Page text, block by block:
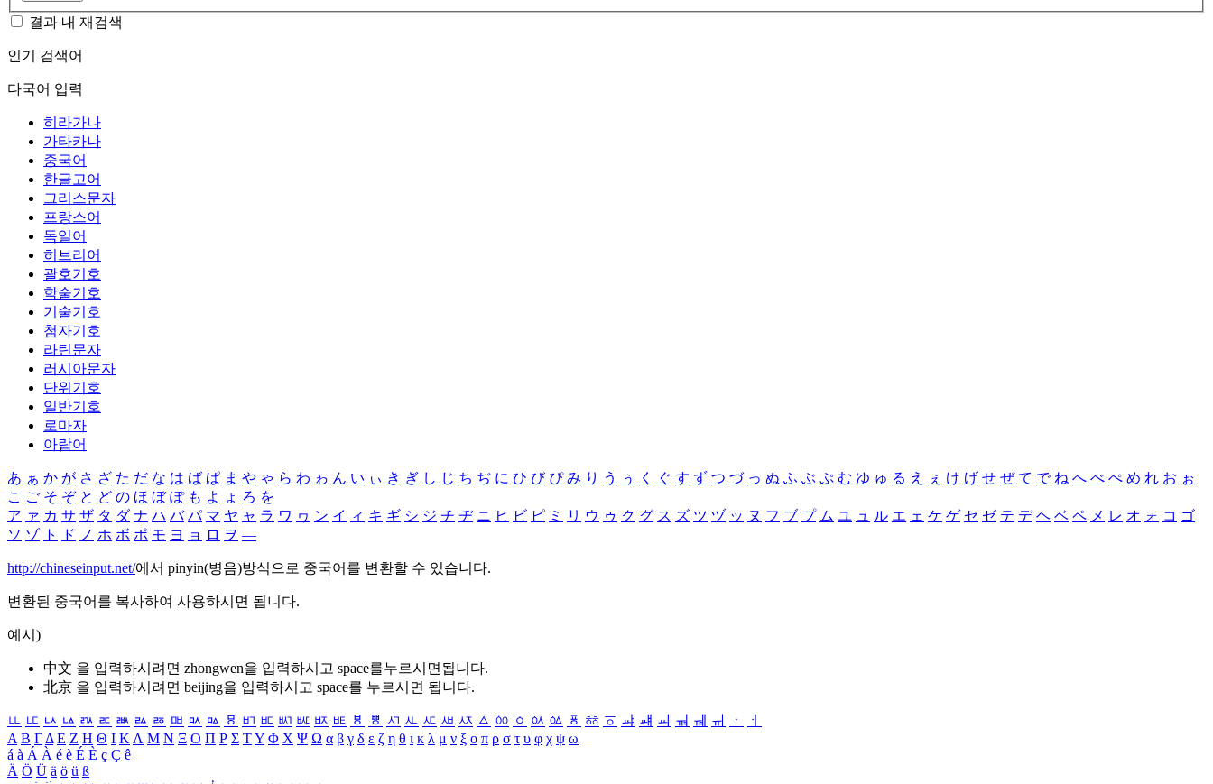
결과 내 재검색
인기 검색어
다국어 입력
히라가나
가타카나
중국어
한글고어
그리스문자
프랑스어
독일어
히브리어
괄호기호
학술기호
기술기호
첨자기호
라틴문자
러시아문자
단위기호
일반기호
로마자
아랍어
あ ぁ か が さ ざ た だ な は ば ぱ ま や ゃ ら わ ゎ ん い ぃ き ぎ し じ ち ぢ に ひ び ぴ み り う ぅ く ぐ す ず つ づ っ ぬ ふ ぶ ぷ む ゆ ゅ る え ぇ け げ せ ぜ て で ね へ べ ぺ め れ お ぉ
こ ご そ ぞ と ど の ほ ぼ ぽ も よ ょ ろ を
ア ァ カ サ ザ タ ダ ナ ハ バ パ マ ヤ ャ ラ ワ ヮ ン イ ィ キ ギ シ ジ チ ヂ ニ ヒ ビ ピ ミ リ ウ ゥ ク グ ス ズ ツ ヅ ッ ヌ フ ブ プ ム ユ ュ ル エ ェ ケ ゲ セ ゼ テ デ ヘ ベ ペ メ レ オ ォ コ ゴ
ソ ゾ ト ド ノ ホ ボ ポ モ ヨ ョ ロ ヲ ―
http://chineseinput.net/에서 pinyin(병음)방식으로 중국어를 변환할 수 있습니다.
변환된 중국어를 복사하여 사용하시면 됩니다.
예시)
中文 을 입력하시려면 zhongwen을 입력하시고 space를누르시면됩니다.
北京 을 입력하시려면 beijing을 입력하시고 space를 누르시면 됩니다.
ㅥ ㅦ ㅧ ㅨ ㅩ ㅪ ㅫ ㅬ ㅭ ㅮ ㅯ ㅰ ㅱ ㅲ ㅳ ㅴ ㅵ ㅶ ㅷ ㅸ ㅹ ㅺ ㅻ ㅼ ㅽ ㅾ ㅿ ㆀ ㆁ ㆂ ㆃ ㆄ ㆅ ㆆ ㆇ ㆈ ㆉ ㆊ ㆋ ㆌ ㆍ
ㆎ
Α Β ΓΔ Ε Ζ Η Θ Ι ΚΛ Μ Ν Ξ Ο Π Ρ Σ ΤΥ Φ Χ Ψ Ω α β γ δ ε ζ η θ ι κ λ μ ν ξ ο π ρ σ τ υ φ χ ψ ω
á à Á À é è É È ç Ç ê
Ä Ö Ü ä ö ü ß